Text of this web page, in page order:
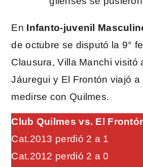
En Infanto-juvenil
de octubre se disputó la 9°
Clausura, Villa Manchi visitó
Jáuregui y El Frontón viajó
medirse con Quilmes.
Club Quilmes vs. El
Cat.2013 perdió 2 a 1
Cat.2012 perdió 2 a 0